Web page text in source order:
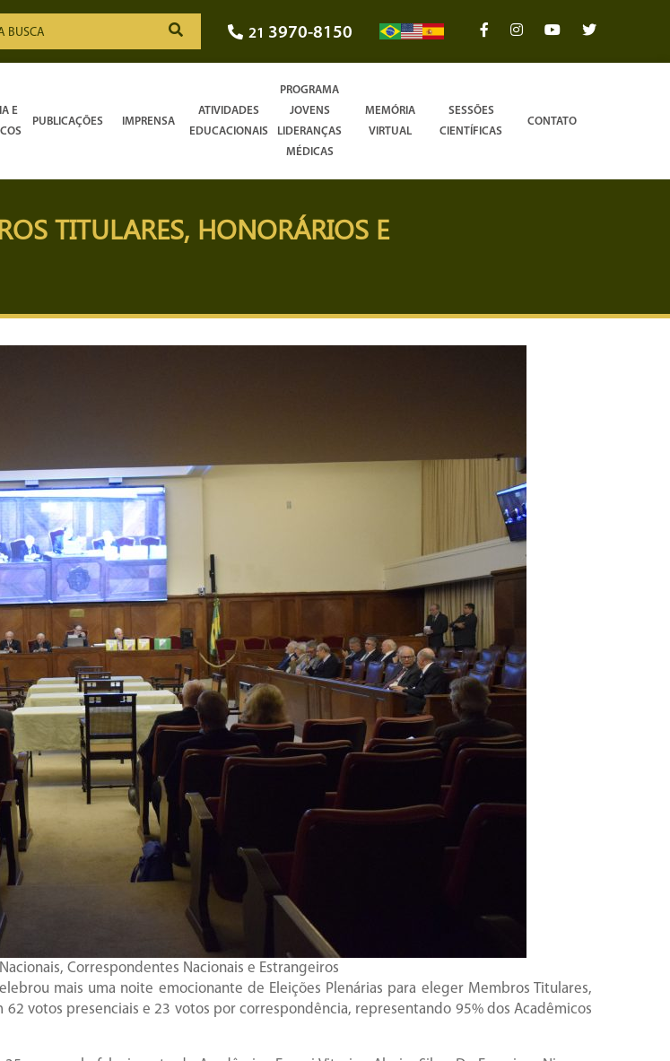
21 3970-8150
E
PUBLICAÇÕES IMPRENSA
ATIVIDADES
EDUCACIONAIS
PROGRAMA
JOVENS
LIDERANÇAS
MÉDICAS
MEMÓRIA
VIRTUAL
SESSÕES
CIENTÍFICAS
CONTATO
TITULARES, HONORÁRIOS E
Correspondentes Nacionais e Estrangeiros
mais uma noite emocionante de Eleições Plenárias para eleger Membros Titulares,
62 votos presenciais e 23 votos por correspondência, representando 95% dos Acadêmicos